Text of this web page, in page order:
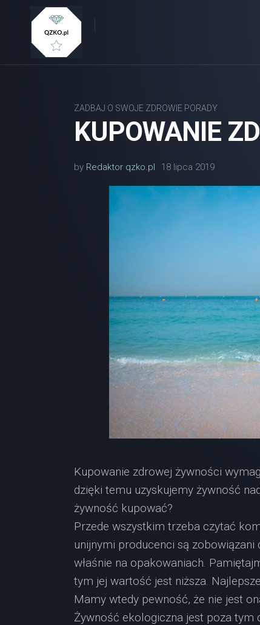
ZADBAJ O SWOJE ZDROWIE PORADY
KUPOWANIE
by Redaktor qzko.pl 18 lipca 2019
Kupowanie zdrowej żywności
dzięki temu uzyskujemy żywność
żywność kupować?
Przede wszystkim trzeba czytać
unijnymi producenci są
właśnie na opakowaniach.
tym jej wartość jest niższa.
Mamy wtedy pewność, że nie jest
Żywność ekologiczna jest poza tym